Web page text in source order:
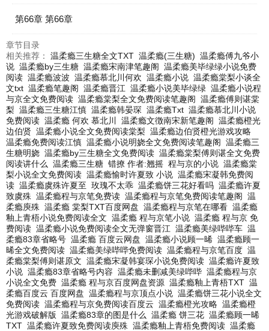
第66章 第66章
章节目录
相关推荐： 温柔瘾三生糖全文TXT 温柔瘾(三生糖) 温柔瘾傅九爷小
说 温柔瘾by三生糖 温柔瘾宋南津笔趣阁 温柔瘾美毕绿绿小说免费
阅读 温柔瘾波波 温柔瘾慕北川何欢 温柔瘾小说 温柔瘾棠梨小谈全
文txt 温柔瘾笔趣阁 温柔瘾晋江 温柔瘾小说美毕绿绿 温柔瘾小说程
与京全文免费阅读 温柔瘾棠梨全文免费阅读笔趣阁 温柔瘾傅则谌棠
梨 温柔瘾三生糖江慎 温柔瘾韩晏琛 温柔瘾Txt 温柔瘾慕北川小说
免费阅读 温柔瘾 何欢 慕北川 温柔瘾文徴南宋新笔趣阁 温柔瘾橙光
边伯贤 温柔瘾小说全文免费阅读棠梨 温柔瘾边伯贤橙光游戏攻略
温柔瘾免费阅读江慎 温柔瘾小说明娆全文免费阅读笔趣阁 温柔瘾三
生糖明娆 温柔瘾by三生糖全文免费阅读 温柔瘾棠梨傅则谌全文免费
阅读讲什么
温柔瘾三生糖 错撩 作者:翘摇 程与京的小说 温柔瘾棠
梨小说全文免费阅读 温柔瘾愉时许夏致 小说 温柔瘾宋凝韩免费阅
读 温柔瘾虞殊许夏至 玫瑰不太乖 温柔瘾饼三花好看吗 温柔瘾许夏
致虞殊 温柔瘾程与京笔免费读 温柔瘾程与京笔免费阅读笔趣阁 温
柔瘾庾殊 温柔瘾 棠梨TXT百度网盘 温柔瘾程与京笔在哪看 温柔瘾
釉上青梧小说免费阅读全文 温柔瘾 程与京笔小说 温柔瘾 程与京 免
费阅读 温柔瘾小说免费阅读全文无弹窗晋江 温柔瘾美绿哔哔车 温
柔瘾83章省略号 温柔瘾 百度云网盘 温柔瘾小说顾一晞 温柔瘾顾一
晞全文免费阅读 温柔瘾美绿哔哔免费阅读 温柔瘾程与京笔百度 温
柔瘾棠梨傅则谌原文 温柔瘾宋凝韩宴琛小说免费阅读 温柔瘾许夏致
小说 温柔瘾83章省略号内容 温柔瘾未删减美绿哔哔 温柔瘾程与京
小说全文免费 温柔瘾 程与京百度网盘资源 温柔瘾釉上青梧TXT 温
柔瘾百度云 百度网盘 温柔瘾程与京顶点小说 温柔瘾饼三花小说全文
免费阅读 温柔瘾程与京免费阅读百度云 温柔瘾橙光攻略 温柔瘾橙
光游戏破解版 温柔瘾83章的图是什么 温柔瘾 饼三花 温柔瘾顾一晞
TXT 温柔瘾许夏致免费阅读庾殊 温柔瘾釉上青梧免费阅读 温柔瘾